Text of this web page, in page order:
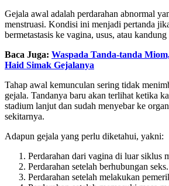
Gejala awal adalah perdarahan abnormal
menstruasi. Kondisi ini menjadi pertanda
bermetastasis ke vagina, usus, atau
Baca Juga: Waspada Tanda-tanda
Haid Simak Gejalanya
Tahap awal kemunculan sering tidak
gejala. Tandanya baru akan terlihat ketika
stadium lanjut dan sudah menyebar ke
sekitarnya.
Adapun gejala yang perlu diketahui, yakni:
Perdarahan dari vagina di luar siklus
Perdarahan setelah berhubungan seks.
Perdarahan setelah melakukan